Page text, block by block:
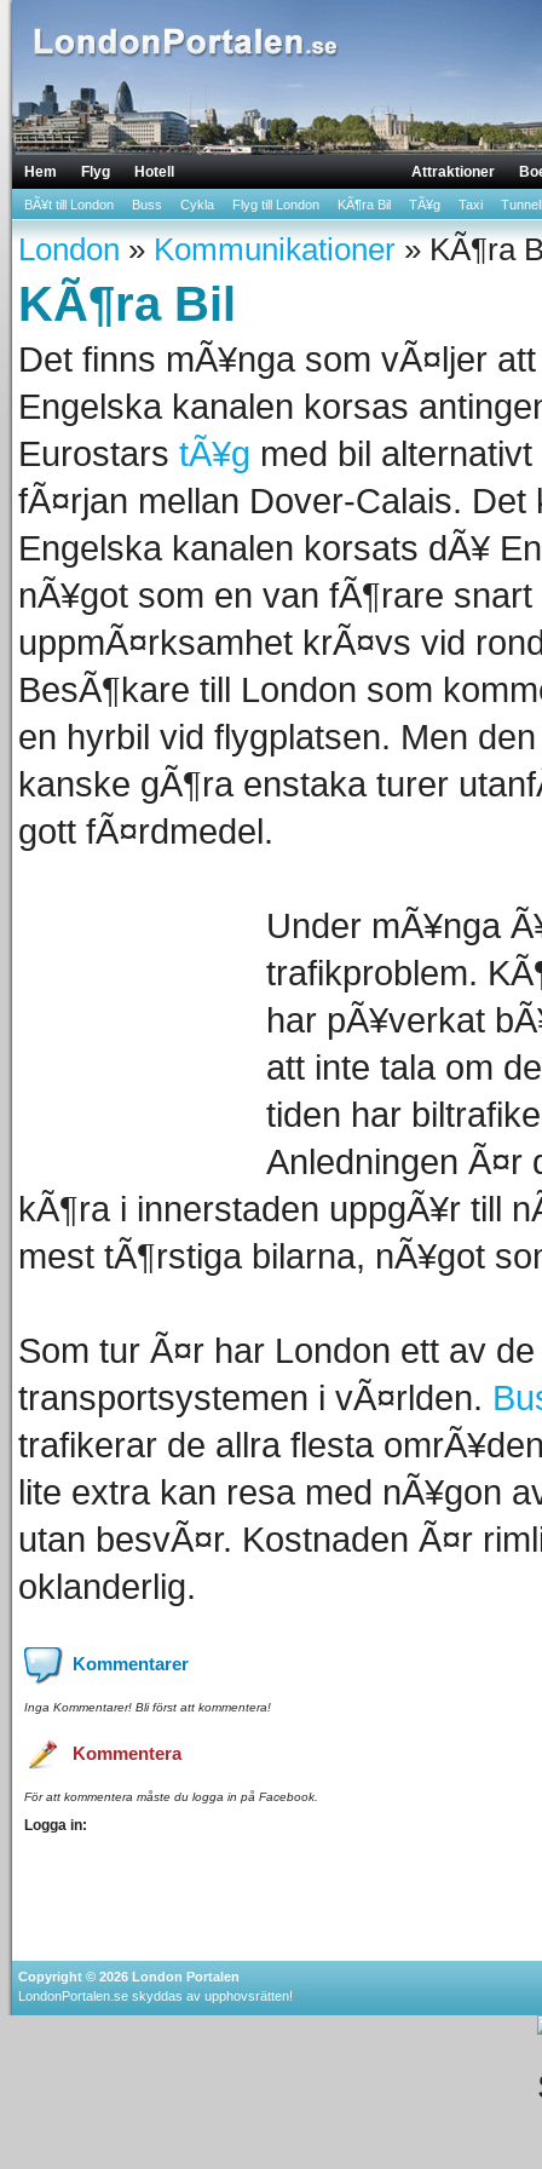
Hem Flyg Hotell Attraktioner
BÃ¥t till London Buss Cykla Flyg till London KÃ¶ra Bil TÃ¥g Taxi
London » Kommunikationer » KÃ¶ra
KÃ¶ra Bil
Det finns mÃ¥nga som vÃ¤ljer
Engelska kanalen korsas
Eurostars tÃ¥g med bil
fÃ¤rjan mellan Dover-Calais. Det
Engelska kanalen korsats dÃ¥
nÃ¥got som en van fÃ¶rare
uppmÃ¤rksamhet krÃ¤vs vid
BesÃ¶kare till London som
en hyrbil vid flygplatsen. Men
kanske gÃ¶ra enstaka turer
gott fÃ¤rdmedel.
Under mÃ¥nga
trafikproblem.
har pÃ¥verkat
att inte tala om
tiden har
Anledningen Ã¤r
kÃ¶ra i innerstaden uppgÃ¥r till
mest tÃ¶rstiga bilarna, nÃ¥got
Som tur Ã¤r har London ett av
transportsystemen i vÃ¤rlden.
trafikerar de allra flesta
lite extra kan resa med nÃ¥gon
utan besvÃ¤r. Kostnaden Ã¤r
oklanderlig.
Kommentarer
Inga Kommentarer! Bli först att kommentera!
Kommentera
För att kommentera måste du logga in på Facebook.
Logga in:
Copyright © 2026 London Portalen
LondonPortalen.se skyddas av upphovsrätten!